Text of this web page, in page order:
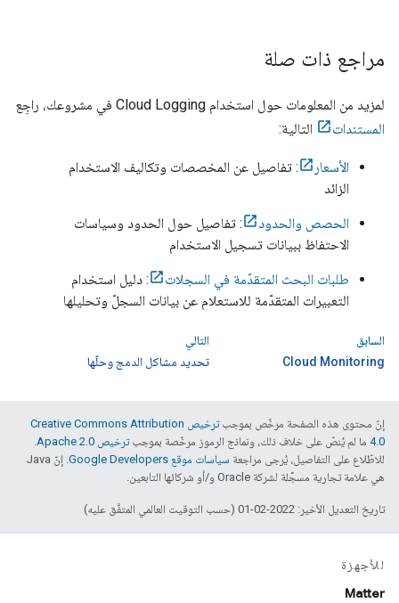
مراجع ذات صلة
لمزيد من المعلومات حول استخدام Cloud Logging في مشروعك، راجِع
المستندات
التالية:
الأسعار
: تفاصيل عن المخصصات وتكاليف الاستخدام
الزائد
الحصص والحدود
: تفاصيل حول الحدود وسياسات
الاحتفاظ ببيانات تسجيل الاستخدام
طلبات البحث المتقدّمة في السجلات
: دليل استخدام
التعبيرات المتقدّمة للاستعلام عن بيانات السجلّ وتحليلها
السابق
Cloud Monitoring
التالي
تحديد مشاكل الدمج وحلّها
إنّ محتوى هذه الصفحة مرخّص بموجب
ترخيص Creative Commons Attribution
4.0‏ ما لم يُنصّ على خلاف ذلك، ونماذج الرموز مرخّصة بموجبترخيص Apache 2.0‏
.
للاطّلاع على التفاصيل، يُرجى مراجعة سياسات موقع Google Developers‏
. إنّ Java
هي علامة تجارية مسجَّلة لشركة Oracle و/أو شركائها التابعين.
تاريخ التعديل الأخير: 2022-02-01 (حسب التوقيت العالمي المتفَّق عليه)
للأجهزة
Matter